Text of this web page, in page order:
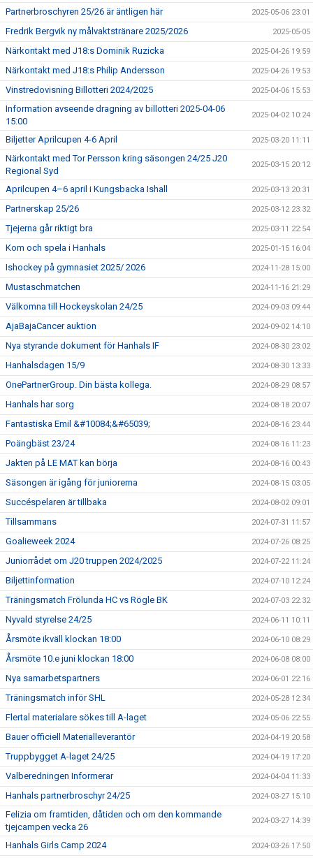
Partnerbroschyren 25/26 är äntligen här 2025-05-06 23:01
Fredrik Bergvik ny målvaktstränare 2025/2026 2025-05-05
Närkontakt med J18:s Dominik Ruzicka 2025-04-26 19:59
Närkontakt med J18:s Philip Andersson 2025-04-26 19:53
Vinstredovisning Billotteri 2024/2025 2025-04-06 15:53
Information avseende dragning av billotteri 2025-04-06
15:00
2025-04-02 10:24
Biljetter Aprilcupen 4-6 April 2025-03-20 11:11
Närkontakt med Tor Persson kring säsongen 24/25 J20
Regional Syd
2025-03-15 20:12
Aprilcupen 4–6 april i Kungsbacka Ishall 2025-03-13 20:31
Partnerskap 25/26 2025-03-12 23:32
Tjejerna går riktigt bra 2025-03-11 22:54
Kom och spela i Hanhals 2025-01-15 16:04
Ishockey på gymnasiet 2025/ 2026 2024-11-28 15:00
Mustaschmatchen 2024-11-16 21:29
Välkomna till Hockeyskolan 24/25 2024-09-03 09:44
AjaBajaCancer auktion 2024-09-02 14:10
Nya styrande dokument för Hanhals IF 2024-08-30 23:02
Hanhalsdagen 15/9 2024-08-30 13:33
OnePartnerGroup. Din bästa kollega. 2024-08-29 08:57
Hanhals har sorg 2024-08-18 20:07
Fantastiska Emil &#10084;&#65039; 2024-08-16 23:44
Poängbäst 23/24 2024-08-16 11:23
Jakten på LE MAT kan börja 2024-08-16 00:43
Säsongen är igång för juniorerna 2024-08-15 03:05
Succéspelaren är tillbaka 2024-08-02 09:01
Tillsammans 2024-07-31 11:57
Goalieweek 2024 2024-07-26 08:25
Juniorrådet om J20 truppen 2024/2025 2024-07-22 11:24
Biljettinformation 2024-07-10 12:24
Träningsmatch Frölunda HC vs Rögle BK 2024-07-03 22:32
Nyvald styrelse 24/25 2024-06-11 10:11
Årsmöte ikväll klockan 18:00 2024-06-10 08:29
Årsmöte 10.e juni klockan 18:00 2024-06-08 08:00
Nya samarbetspartners 2024-06-01 22:16
Träningsmatch inför SHL 2024-05-28 12:34
Flertal materialare sökes till A-laget 2024-05-06 22:55
Bauer officiell Materialleverantör 2024-04-19 20:58
Truppbygget A-laget 24/25 2024-04-19 17:20
Valberedningen Informerar 2024-04-04 11:33
Hanhals partnerbroschyr 24/25 2024-03-27 15:10
Felizia om framtiden, dåtiden och om den kommande
tjejcampen vecka 26
2024-03-27 14:39
Hanhals Girls Camp 2024 2024-03-26 17:50